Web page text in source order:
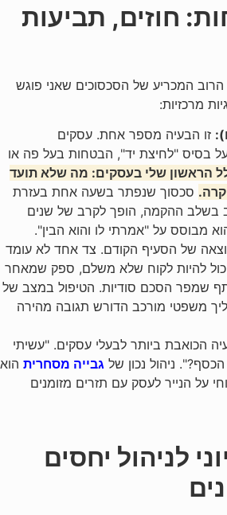
חוזים, תביעות
המכריע של הסכסוכים שאני פוגש
מרכזיות:
זו הבעיה מספר אחת. עסקים
בסיס "לחיצת יד", הבטחות בעל פה או
הראשון שלי בעסקים: מה שלא תועד
סכסוך שנפתר בשעה אחת בעזרת
בשלב ההקמה, הופך לקרב של שנים
מבוסס על "אמרתי לו והוא הבין".
של הסעיף הקודם. צד אחד לא עומד
יכול להיות לקוח שלא משלם, ספק שמאחר
שמפר הסכם סודיות. הטיפול במצב של
משפטי מורכב הדורש תגובה מהירה
הכואבת ביותר לבעלי עסקים. "עשיתי
ניהול נכון של גבייה מסחרית הוא
על הנייר לעסק עם תזרים מזומנים
לניהול יחסים